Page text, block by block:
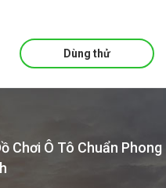
Dùng thử
Chơi Ô Tô Chuẩn Phong